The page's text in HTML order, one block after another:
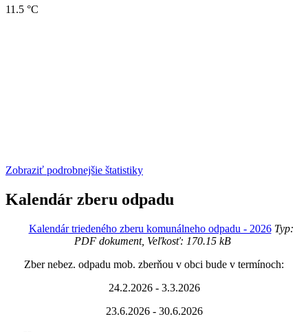
11.5 °C
Zobraziť podrobnejšie štatistiky
Kalendár zberu odpadu
Kalendár triedeného zberu komunálneho odpadu - 2026Typ:
PDF dokument, Veľkosť: 170.15 kB
Zber nebez. odpadu mob. zberňou v obci bude v termínoch:
24.2.2026 - 3.3.2026
23.6.2026 - 30.6.2026